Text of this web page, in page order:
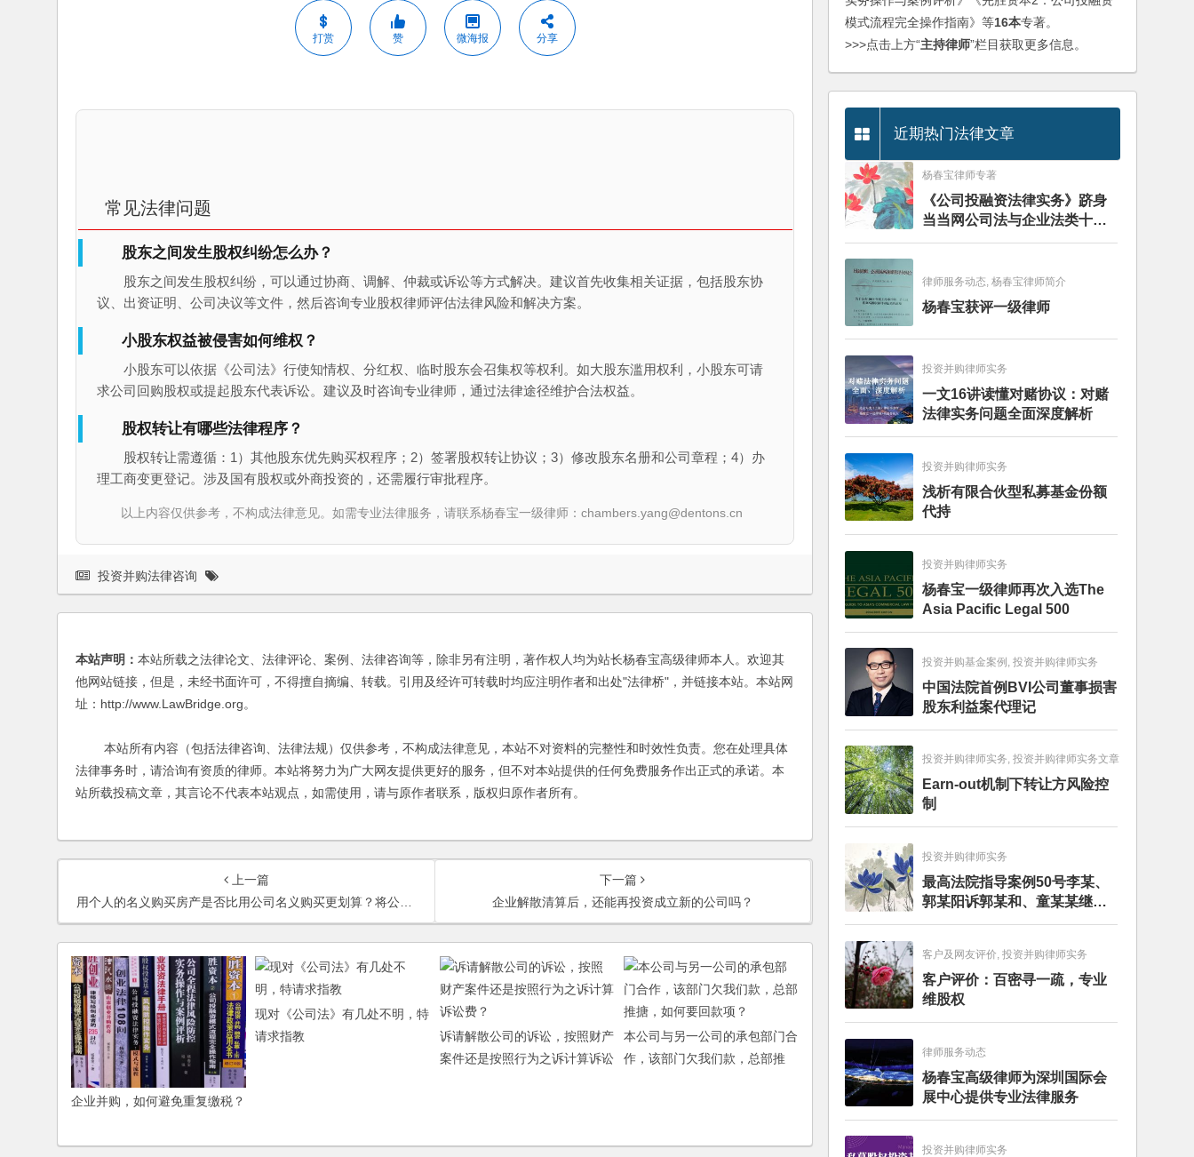
打赏 赞 微海报 分享
常见法律问题
股东之间发生股权纠纷怎么办？
股东之间发生股权纠纷，可以通过协商、调解、仲裁或诉讼等方式解决。建议首先收集相关证据，包括股东协
议、出资证明、公司决议等文件，然后咨询专业股权律师评估法律风险和解决方案。
小股东权益被侵害如何维权？
小股东可以依据《公司法》行使知情权、分红权、临时股东会召集权等权利。如大股东滥用权利，小股东可请
求公司回购股权或提起股东代表诉讼。建议及时咨询专业律师，通过法律途径维护合法权益。
股权转让有哪些法律程序？
股权转让需遵循：1）其他股东优先购买权程序；2）签署股权转让协议；3）修改股东名册和公司章程；4）办
理工商变更登记。涉及国有股权或外商投资的，还需履行审批程序。
以上内容仅供参考，不构成法律意见。如需专业法律服务，请联系杨春宝一级律师：chambers.yang@dentons.cn
投资并购法律咨询
本站声明： 本站所载之法律论文、法律评论、案例、法律咨询等，除非另有注明，著作权人均为站长杨春宝高级律师本人。欢迎其
他网站链接，但是，未经书面许可，不得擅自摘编、转载。引用及经许可转载时均应注明作者和出处"法律桥"，并链接本站。本站网
址：http://www.LawBridge.org。
本站所有内容（包括法律咨询、法律法规）仅供参考，不构成法律意见，本站不对资料的完整性和时效性负责。您在处理具体
法律事务时，请洽询有资质的律师。本站将努力为广大网友提供更好的服务，但不对本站提供的任何免费服务作出正式的承诺。本
站所载投稿文章，其言论不代表本站观点，如需使用，请与原作者联系，版权归原作者所有。
上一篇
用个人的名义购买房产是否比用公司名义购买更划算？将公司的房产登记在个人名下是否违法？企业清算，企业的知识产权如何处置？
下一篇
企业解散清算后，还能再投资成立新的公司吗？
企业并购，如何避免重复缴税？
现对《公司法》有几处不明，特
请求指教
诉请解散公司的诉讼，按照财产
案件还是按照行为之诉计算诉讼
本公司与另一公司的承包部门合
作，该部门欠我们款，总部推
模式流程完全操作指南》等16本专著。
>>>点击上方“主持律师”栏目获取更多信息。
近期热门法律文章
杨春宝律师专著
《公司投融资法律实务》跻身
当当网公司法与企业法类十大
畅销图书榜
律师服务动态, 杨春宝律师简介
杨春宝获评一级律师
投资并购律师实务
一文16讲读懂对赌协议：对赌
法律实务问题全面深度解析
投资并购律师实务
浅析有限合伙型私募基金份额
代持
投资并购律师实务
杨春宝一级律师再次入选The
Asia Pacific Legal 500
投资并购基金案例, 投资并购律师实务
中国法院首例BVI公司董事损害
股东利益案代理记
投资并购律师实务, 投资并购律师实务文章
Earn-out机制下转让方风险控
制
投资并购律师实务
最高法院指导案例50号李某、
郭某阳诉郭某和、童某某继承
纠纷案
客户及网友评价, 投资并购律师实务
客户评价：百密寻一疏，专业
维股权
律师服务动态
杨春宝高级律师为深圳国际会
展中心提供专业法律服务
投资并购律师实务